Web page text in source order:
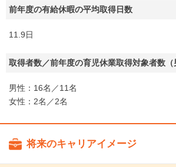
前年度の有給休暇の平均取得日数
11.9日
取得者数／前年度の育児休業取得対象者数（
男性：16名／11名
女性：2名／2名
将来のキャリアイメージ